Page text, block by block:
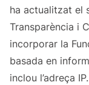
ha actualitzat el
Transparència i
incorporar la
basada en
inclou l’adreça IP.